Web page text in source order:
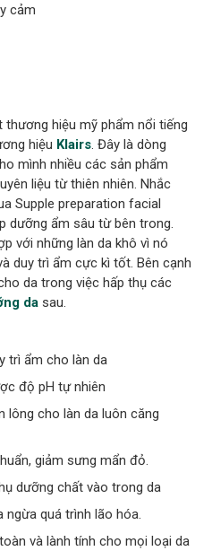
cảm
hiệu mỹ phẩm nổi tiếng
hiệu Klairs. Đây là dòng
mình nhiều các sản phẩm
liệu từ thiên nhiên. Nhắc
Supple preparation facial
dưỡng ẩm sâu từ bên trong.
với những làn da khô vì nó
duy trì ẩm cực kì tốt. Bên cạnh
da trong việc hấp thụ các
da sau.
trì ẩm cho làn da
độ pH tự nhiên
lông cho làn da luôn căng
giảm sưng mẩn đỏ.
dưỡng chất vào trong da
ngừa quá trình lão hóa.
và lành tính cho mọi loại da